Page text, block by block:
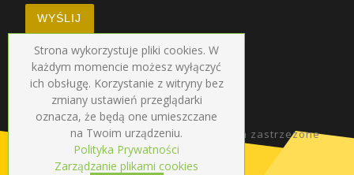
© 2026 Radio Droga – Wszelkie prawa zastrzezone
Strona wykorzystuje pliki cookies. W
każdym momencie możesz wyłączyć
ich obsługę. Korzystanie z witryny bez
zmiany ustawień przeglądarki
oznacza, że będą one umieszczane
na Twoim urządzeniu.
Polityka Prywatności
Zarządzanie plikami cookies